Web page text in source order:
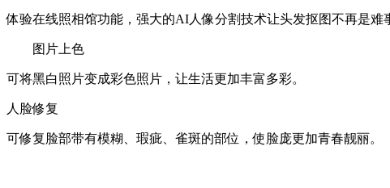
体验在线照相馆功能，强大的AI人像分割技术让头发抠图不再是
图片上色
可将黑白照片变成彩色照片，让生活更加丰富多彩。
人脸修复
可修复脸部带有模糊、瑕疵、雀斑的部位，使脸庞更加青春靓丽。